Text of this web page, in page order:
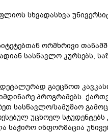
სხვადასხვა
ორმხრივი
სასწავლო კურსებს,
გაეცნოთ
პროგრამებს.
სასწავლო/სამუშაო
უცხოელ
საჭირო ინფორმაცია